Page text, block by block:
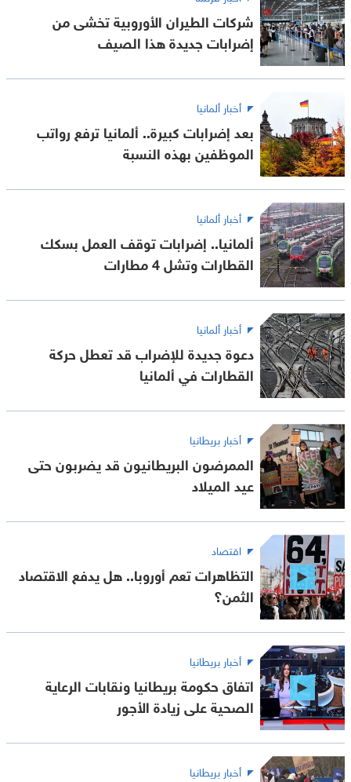
شركات الطيران الأوروبية تخشى من
إضرابات جديدة هذا الصيف
أخبار ألمانيا
بعد إضرابات كبيرة.. ألمانيا ترفع رواتب
الموظفين بهذه النسبة
أخبار ألمانيا
ألمانيا.. إضرابات توقف العمل بسكك
القطارات وتشل 4 مطارات
أخبار ألمانيا
دعوة جديدة للإضراب قد تعطل حركة
القطارات في ألمانيا
أخبار بريطانيا
الممرضون البريطانيون قد يضربون حتى
عيد الميلاد
اقتصاد
التظاهرات تعم أوروبا.. هل يدفع الاقتصاد
الثمن؟
أخبار بريطانيا
اتفاق حكومة بريطانيا ونقابات الرعاية
الصحية على زيادة الأجور
أخبار بريطانيا